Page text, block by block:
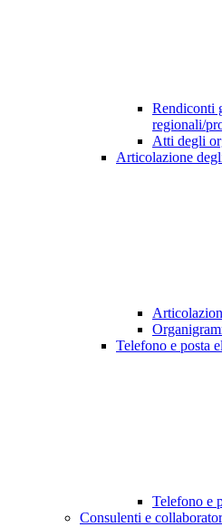
Rendiconti
regionali/
Atti degli
Articolazione
Telefono e posta
Telefono e
Consulenti e